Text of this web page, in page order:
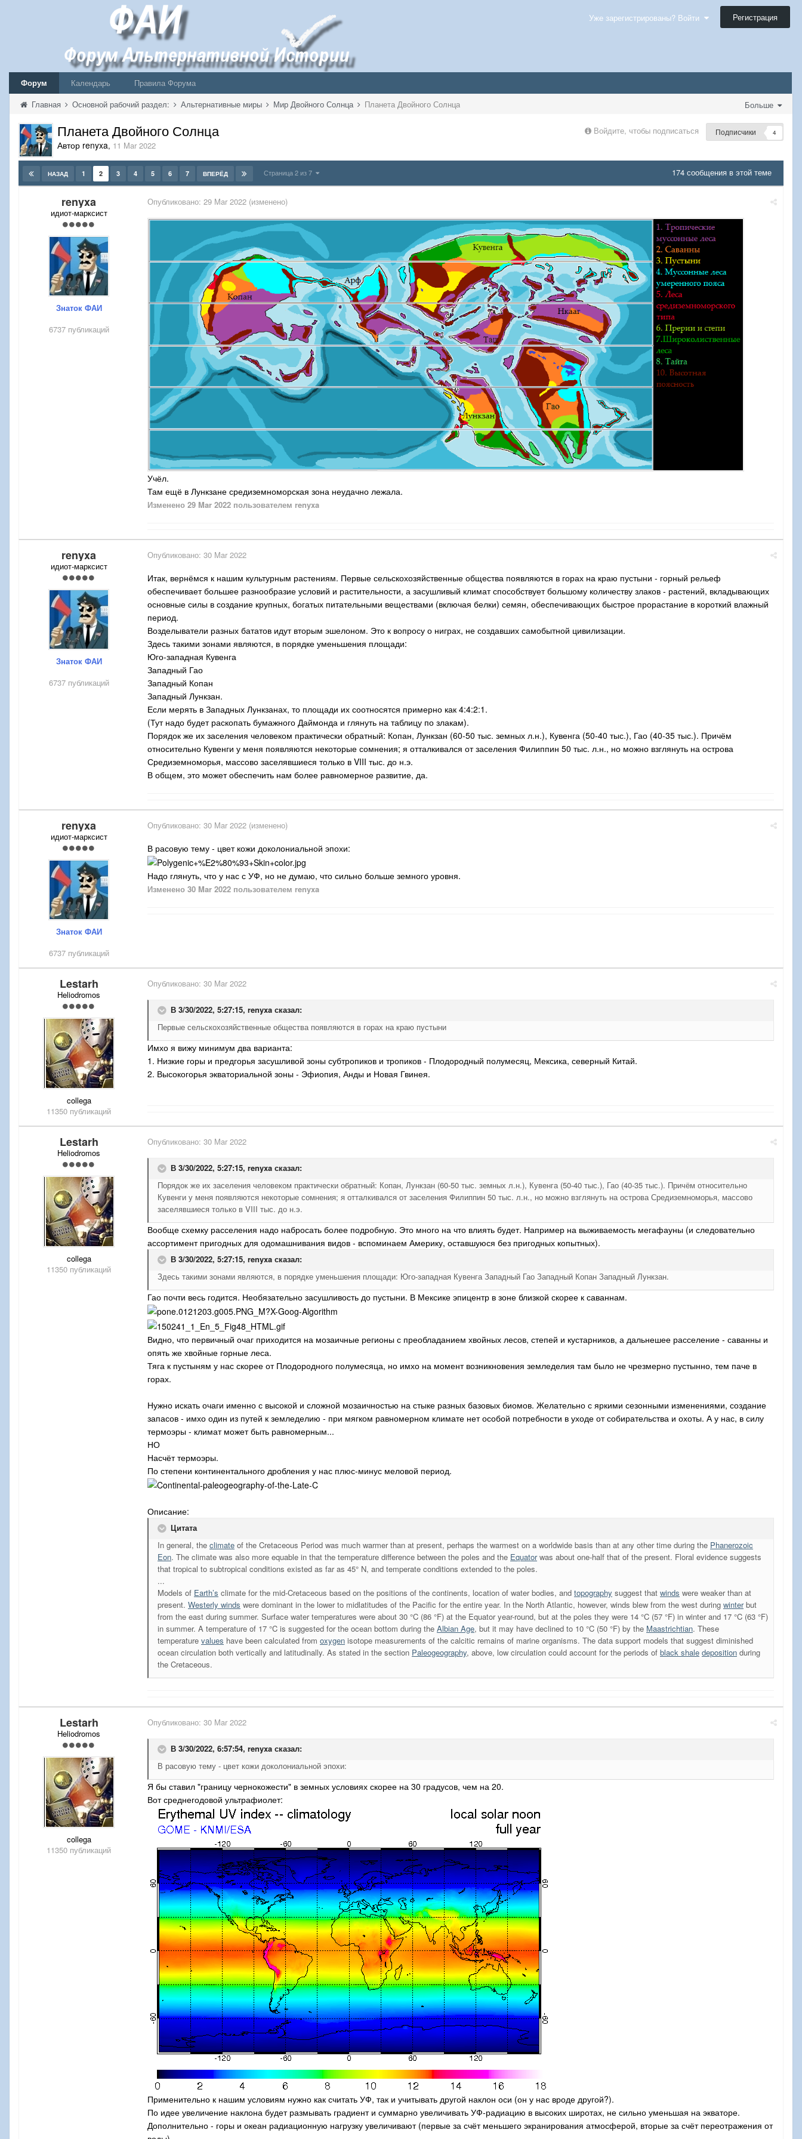
Уже зарегистрированы? Войти Регистрация
Форум Календарь
Правила Форума
Больше
Главная Основной рабочий раздел: Альтернативные миры Мир Двойного Солнца Планета Двойного Солнца
Войдите, чтобы подписаться Подписчики 4
Планета Двойного Солнца
Автор renyxa, 11 Mar 2022
174 сообщения в этой теме
НАЗАД 1 2 3 4 5 6 7 ВПЕРЁД Страница 2 из 7
renyxa
идиот-марксист
Знаток ФАИ
6737 публикаций
Опубликовано: 29 Mar 2022 (изменено)
Учёл.
Там ещё в Лункзане средиземноморская зона неудачно лежала.
Изменено 29 Mar 2022 пользователем renyxa
renyxa
идиот-марксист
Знаток ФАИ
6737 публикаций
Опубликовано: 30 Mar 2022
Итак, вернёмся к нашим культурным растениям. Первые сельскохозяйственные общества появляются в горах на краю пустыни - горный рельеф
обеспечивает большее разнообразие условий и растительности, а засушливый климат способствует большому количеству злаков - растений, вкладывающих
основные силы в создание крупных, богатых питательными веществами (включая белки) семян, обеспечивающих быстрое прорастание в короткий влажный
период.
Возделыватели разных бататов идут вторым эшелоном. Это к вопросу о ниграх, не создавших самобытной цивилизации.
Здесь такими зонами являются, в порядке уменьшения площади:
Юго-западная Кувенга
Западный Гао
Западный Копан
Западный Лункзан.
Если мерять в Западных Лункзанах, то площади их соотносятся примерно как 4:4:2:1.
(Тут надо будет раскопать бумажного Даймонда и глянуть на таблицу по злакам).
Порядок же их заселения человеком практически обратный: Копан, Лункзан (60-50 тыс. земных л.н.), Кувенга (50-40 тыс.), Гао (40-35 тыс.). Причём
относительно Кувенги у меня появляются некоторые сомнения; я отталкивался от заселения Филиппин 50 тыс. л.н., но можно взглянуть на острова
Средиземноморья, массово заселявшиеся только в VIII тыс. до н.э.
В общем, это может обеспечить нам более равномерное развитие, да.
renyxa
идиот-марксист
Знаток ФАИ
6737 публикаций
Опубликовано: 30 Mar 2022 (изменено)
В расовую тему - цвет кожи доколониальной эпохи:
Надо глянуть, что у нас с УФ, но не думаю, что сильно больше земного уровня.
Изменено 30 Mar 2022 пользователем renyxa
Lestarh
Heliodromos
collega
11350 публикаций
Опубликовано: 30 Mar 2022
В 3/30/2022, 5:27:15, renyxa сказал:
Первые сельскохозяйственные общества появляются в горах на краю пустыни
Имхо я вижу минимум два варианта:
1. Низкие горы и предгорья засушливой зоны субтропиков и тропиков - Плодородный полумесяц, Мексика, северный Китай.
2. Высокогорья экваториальной зоны - Эфиопия, Анды и Новая Гвинея.
Lestarh
Heliodromos
collega
11350 публикаций
Опубликовано: 30 Mar 2022
В 3/30/2022, 5:27:15, renyxa сказал:
Порядок же их заселения человеком практически обратный: Копан, Лункзан (60-50 тыс. земных л.н.), Кувенга (50-40 тыс.), Гао (40-35 тыс.). Причём относительно
Кувенги у меня появляются некоторые сомнения; я отталкивался от заселения Филиппин 50 тыс. л.н., но можно взглянуть на острова Средиземноморья, массово
заселявшиеся только в VIII тыс. до н.э.
Вообще схемку расселения надо набросать более подробную. Это много на что влиять будет. Например на выживаемость мегафауны (и следовательно
ассортимент пригодных для одомашнивания видов - вспоминаем Америку, оставшуюся без пригодных копытных).
В 3/30/2022, 5:27:15, renyxa сказал:
Здесь такими зонами являются, в порядке уменьшения площади: Юго-западная Кувенга Западный Гао Западный Копан Западный Лункзан.
Гао почти весь годится. Необязательно засушливость до пустыни. В Мексике эпицентр в зоне близкой скорее к саваннам.
Видно, что первичный очаг приходится на мозаичные регионы с преобладанием хвойных лесов, степей и кустарников, а дальнешее расселение - саванны и
опять же хвойные горные леса.
Тяга к пустыням у нас скорее от Плодородного полумесяца, но имхо на момент возникновения земледелия там было не чрезмерно пустынно, тем паче в
горах.
Нужно искать очаги именно с высокой и сложной мозаичностью на стыке разных базовых биомов. Желательно с яркими сезонными изменениями, создание
запасов - имхо один из путей к земледелию - при мягком равномерном климате нет особой потребности в уходе от собирательства и охоты. А у нас, в силу
термоэры - климат может быть равномерным...
НО
Насчёт термоэры.
По степени континентального дробления у нас плюс-минус меловой период.
Описание:
Цитата
In general, the climate of the Cretaceous Period was much warmer than at present, perhaps the warmest on a worldwide basis than at any other time during the Phanerozoic
Eon. The climate was also more equable in that the temperature difference between the poles and the Equatorwas about one-half that of the present. Floral evidence suggests
that tropical to subtropical conditions existed as far as 45° N, and temperate conditions extended to the poles.
...
Models of Earth’s climate for the mid-Cretaceous based on the positions of the continents, location of water bodies, and topography suggest that winds were weaker than at
present. Westerly winds were dominant in the lower to midlatitudes of the Pacific for the entire year. In the North Atlantic, however, winds blew from the west during winterbut
from the east during summer. Surface water temperatures were about 30 °C (86 °F) at the Equator year-round, but at the poles they were 14 °C (57 °F) in winter and 17 °C (63 °F)
in summer. A temperature of 17 °C is suggested for the ocean bottom during the Albian Age, but it may have declined to 10 °C (50 °F) by the Maastrichtian. These
temperature values have been calculated from oxygen isotope measurements of the calcitic remains of marine organisms. The data support models that suggest diminished
ocean circulation both vertically and latitudinally. As stated in the section Paleogeography, above, low circulation could account for the periods of black shale deposition during
the Cretaceous.
Lestarh
Heliodromos
collega
11350 публикаций
Опубликовано: 30 Mar 2022
В 3/30/2022, 6:57:54, renyxa сказал:
В расовую тему - цвет кожи доколониальной эпохи:
Я бы ставил "границу чернокожести" в земных условиях скорее на 30 градусов, чем на 20.
Вот среднегодовой ультрафиолет:
Применительно к нашим условиям нужно как считать УФ, так и учитывать другой наклон оси (он у нас вроде другой?).
По идее увеличение наклона будет размывать градиент и суммарно увеличивать УФ-радиацию в высоких широтах, не сильно уменьшая на экваторе.
Дополнительно - горы и океан радиационную нагрузку увеличивают (первые за счёт меньшего экранирования атмосферой, вторые за счёт переотражения от